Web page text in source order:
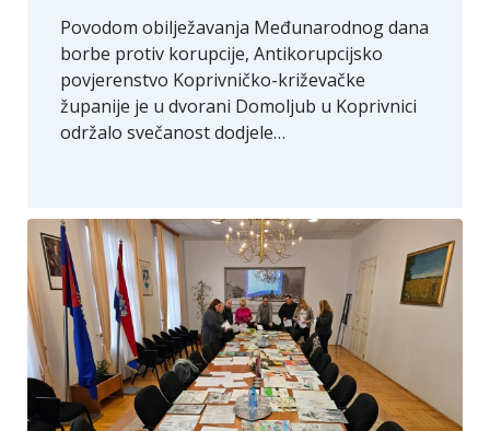
Povodom obilježavanja Međunarodnog dana
borbe protiv korupcije, Antikorupcijsko
povjerenstvo Koprivničko-križevačke
županije je u dvorani Domoljub u Koprivnici
održalo svečanost dodjele…